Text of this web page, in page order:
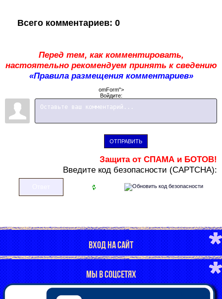
Всего комментариев: 0
Перед тем, как комментировать,
настоятельно рекомендуем принять к сведению
«Правила размещения комментариев»
omForm">
Войдите:
ОТПРАВИТЬ
Защита от СПАМА и БОТОВ!
Введите код безопасности (CAPTCHA):
ВХОД НА САЙТ
МЫ В СОЦСЕТЯХ